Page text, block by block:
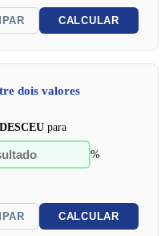
CALCULAR
dois valores
DESCEUpara
%
CALCULAR